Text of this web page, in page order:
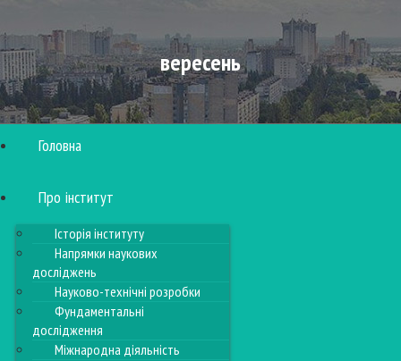
Головна
Про інститут
Історія інституту
Напрямки наукових
досліджень
Науково-технічні розробки
Фундаментальні
дослідження
Міжнародна діяльність
вересень